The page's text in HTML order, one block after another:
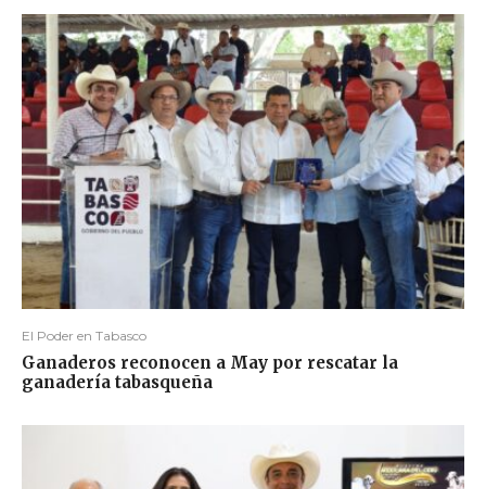
El Poder en Tabasco
Ganaderos reconocen a May por rescatar la
ganadería tabasqueña